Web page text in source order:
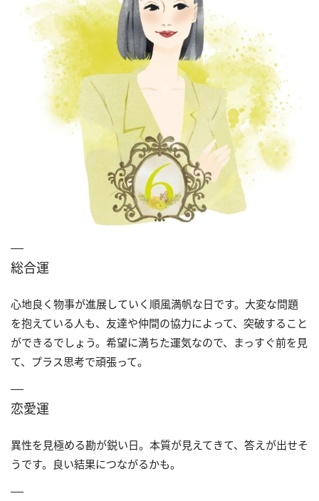
総合運
心地良く物事が進展していく順風満帆な日です。大変な問題
を抱えている人も、友達や仲間の協力によって、突破すること
ができるでしょう。希望に満ちた運気なので、まっすぐ前を見
て、プラス思考で頑張って。
恋愛運
異性を見極める勘が鋭い日。本質が見えてきて、答えが出せそ
うです。良い結果につながるかも。